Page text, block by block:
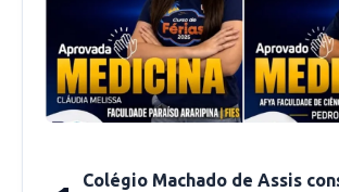
História
Campo Grande do Piauí foi
de município e distrito pela lei
Colégio Machado de Assis